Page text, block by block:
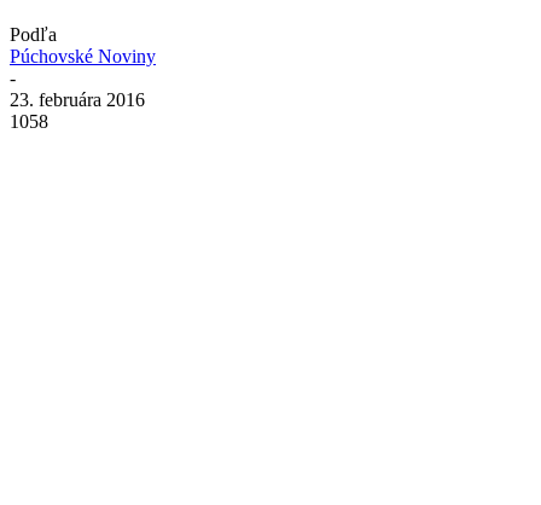
Podľa
Púchovské Noviny
-
23. februára 2016
1058